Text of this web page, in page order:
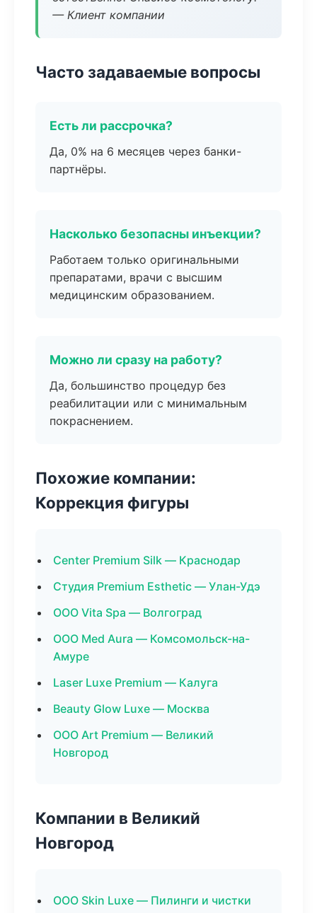
— Клиент компании
Часто задаваемые вопросы
Есть ли рассрочка?
Да, 0% на 6 месяцев через банки-
партнёры.
Насколько безопасны инъекции?
Работаем только оригинальными
препаратами, врачи с высшим
медицинским образованием.
Можно ли сразу на работу?
Да, большинство процедур без
реабилитации или с минимальным
покраснением.
Похожие компании:
Коррекция фигуры
Center Premium Silk — Краснодар
Студия Premium Esthetic — Улан-Удэ
ООО Vita Spa — Волгоград
ООО Med Aura — Комсомольск-на-
Амуре
Laser Luxe Premium — Калуга
Beauty Glow Luxe — Москва
ООО Art Premium — Великий
Новгород
Компании в Великий
Новгород
ООО Skin Luxe — Пилинги и чистки